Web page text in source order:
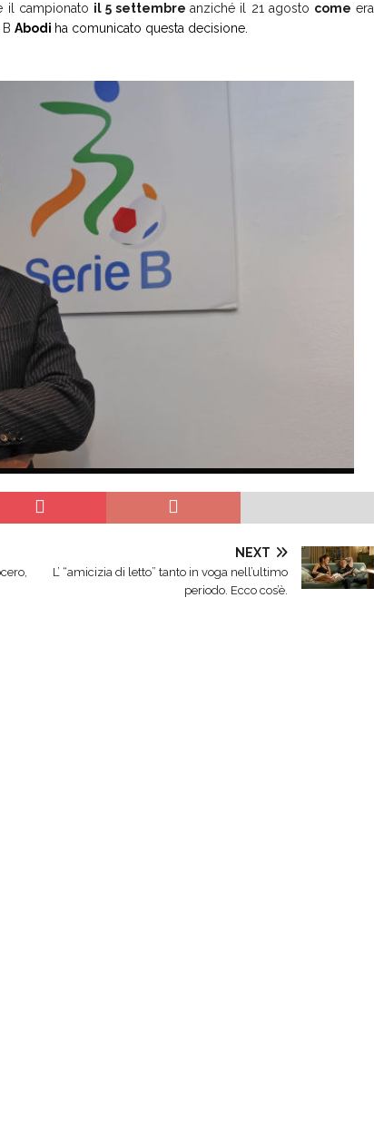
il campionato il 5 settembre anziché il 21 agosto come era
Abodi ha comunicato questa decisione.
NEXT
L’ “amicizia di letto” tanto in voga nell’ultimo
periodo. Ecco cos’è.